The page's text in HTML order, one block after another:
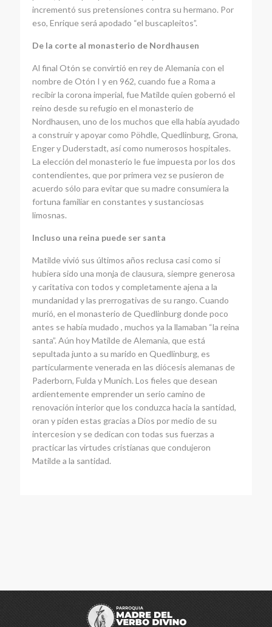
incrementó sus pretensiones contra su hermano. Por
eso, Enrique será apodado “el buscapleitos”.
De la corte al monasterio de Nordhausen
Al final Otón se convirtió en rey de Alemania con el
nombre de Otón I y en 962, cuando fue a Roma a
recibir la corona imperial, fue Matilde quien gobernó el
reino desde su refugio en el monasterio de
Nordhausen, uno de los muchos que ella había ayudado
a construir y apoyar como Pöhdle, Quedlinburg, Grona,
Enger y Duderstadt, así como numerosos hospitales.
La elección del monasterio le fue impuesta por los dos
contendientes, que por primera vez se pusieron de
acuerdo sólo para evitar que su madre consumiera la
fortuna familiar en constantes y sustanciosas
limosnas.
Incluso una reina puede ser santa
Matilde vivió sus últimos años reclusa casi como si
hubiera sido una monja de clausura, siempre generosa
y caritativa con todos y completamente ajena a la
mundanidad y las prerrogativas de su rango. Cuando
murió, en el monasterio de Quedlinburg donde poco
antes se había mudado , muchos ya la llamaban “la reina
santa”. Aún hoy Matilde de Alemania, que está
sepultada junto a su marido en Quedlinburg, es
particularmente venerada en las diócesis alemanas de
Paderborn, Fulda y Munich. Los fieles que desean
ardientemente emprender un serio camino de
renovación interior que los conduzca hacia la santidad,
oran y piden estas gracias a Dios por medio de su
intercesion y se dedican con todas sus fuerzas a
practicar las virtudes cristianas que condujeron
Matilde a la santidad.